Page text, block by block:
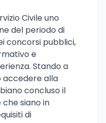
Civile uno
del periodo di
concorsi pubblici,
e
Stando a
accedere alla
concluso il
siano in
di